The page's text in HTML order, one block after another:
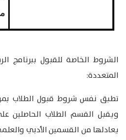
الشروط الخاصة للقبول ببرنامج
المتعددة:
تطبق نفس شروط قبول الطلاب
ويقبل القسم الطلاب الحاصلين
يعادلها من القسمين الأدبي